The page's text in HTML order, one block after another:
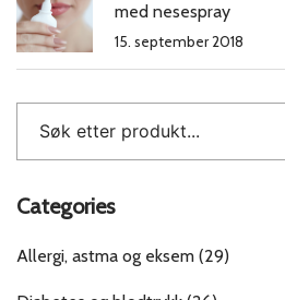
med nesespray
15. september 2018
Categories
Allergi, astma og eksem (29)